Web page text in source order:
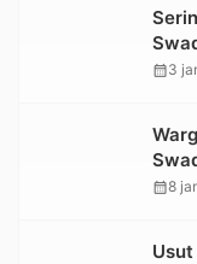
calendar_month3
calendar_month8